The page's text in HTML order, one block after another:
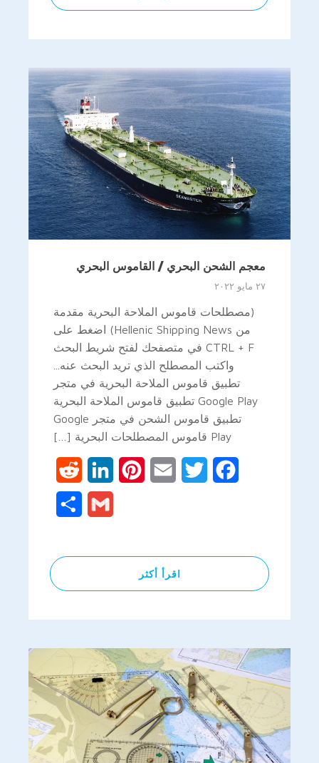
معجم الشحن البحري / القاموس البحري
٢٧ مايو ٢٠٢٢
(مصطلحات قاموس الملاحة البحرية مقدمة
من Hellenic Shipping News) اضغط على
CTRL + F في متصفحك لفتح شريط البحث
واكتب المصطلح الذي تريد البحث عنه...
تطبيق قاموس الملاحة البحرية في متجر
Google Play تطبيق قاموس الملاحة البحرية
تطبيق قاموس الشحن في متجر Google
Play قاموس المصطلحات البحرية […]
Facebook
Twitter
Email
Pinterest
LinkedIn
Gmail
اقرأ أكثر